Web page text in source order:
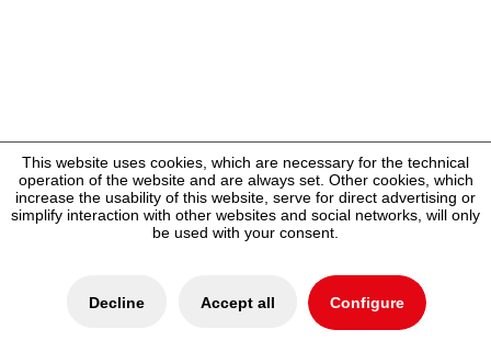
This website uses cookies, which are necessary for the technical
operation of the website and are always set. Other cookies, which
increase the usability of this website, serve for direct advertising or
simplify interaction with other websites and social networks, will only
be used with your consent.
Decline Accept all Configure